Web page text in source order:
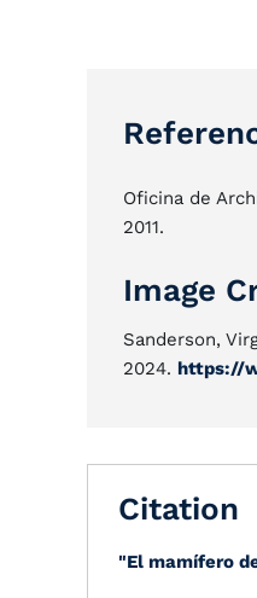
Oficina de
2011.
Image
Sanderson,
2024. https://
Citation
"El mamífero